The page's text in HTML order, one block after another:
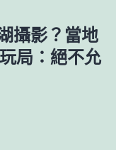
攝影？當地
局：絕不允